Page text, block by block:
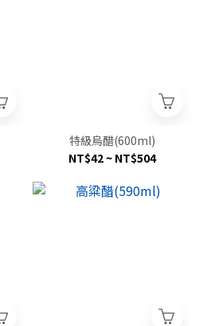
特級烏醋(600ml)
NT$42 ~ NT$504